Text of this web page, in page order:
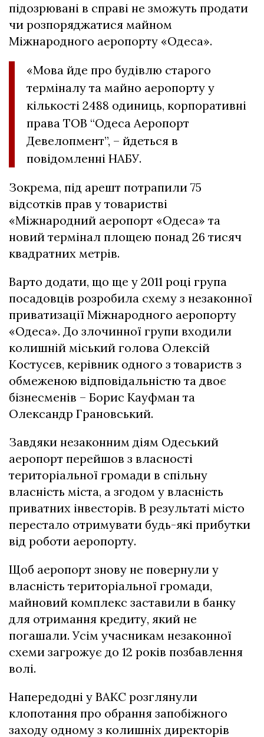
підозрювані в справі не зможуть продати
чи розпоряджатися майном
Міжнародного аеропорту «Одеса».
«Мова йде про будівлю старого
терміналу та майно аеропорту у
кількості 2488 одиниць, корпоративні
права ТОВ “Одеса Аеропорт
Девелопмент”, – йдеться в
повідомленні НАБУ.
Зокрема, під арешт потрапили 75
відсотків прав у товаристві
«Міжнародний аеропорт «Одеса» та
новий термінал площею понад 26 тисяч
квадратних метрів.
Варто додати, що ще у 2011 році група
посадовців розробила схему з незаконної
приватизації Міжнародного аеропорту
«Одеса». До злочинної групи входили
колишній міський голова Олексій
Костусєв, керівник одного з товариств з
обмеженою відповідальністю та двоє
бізнесменів – Борис Кауфман та
Олександр Грановський.
Завдяки незаконним діям Одеський
аеропорт перейшов з власності
територіальної громади в спільну
власність міста, а згодом у власність
приватних інвесторів. В результаті місто
перестало отримувати будь-які прибутки
від роботи аеропорту.
Щоб аеропорт знову не повернули у
власність територіальної громади,
майновий комплекс заставили в банку
для отримання кредиту, який не
погашали. Усім учасникам незаконної
схеми загрожує до 12 років позбавлення
волі.
Напередодні у ВАКС розглянули
клопотання про обрання запобіжного
заходу одному з колишніх директорів